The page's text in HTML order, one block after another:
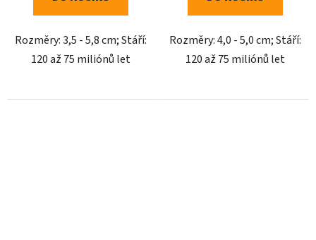
Rozměry: 3,5 - 5,8 cm; Stáří:
120 až 75 miliónů let
Rozměry: 4,0 - 5,0 cm; Stáří:
120 až 75 miliónů let